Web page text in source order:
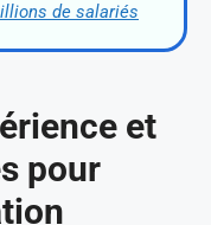
de salariés
et
pour